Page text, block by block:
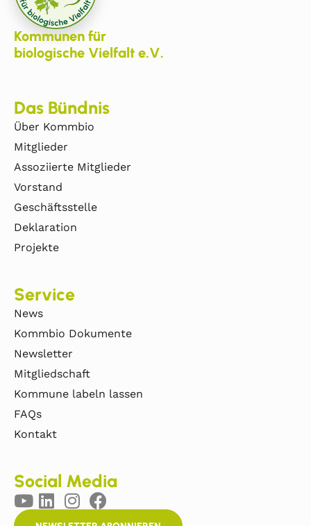
Kommunen für
biologische Vielfalt e.V.
Das Bündnis
Über Kommbio
Mitglieder
Assoziierte Mitglieder
Vorstand
Geschäftsstelle
Deklaration
Projekte
Service
News
Kommbio Dokumente
Newsletter
Mitgliedschaft
Kommune labeln lassen
FAQs
Kontakt
Social Media